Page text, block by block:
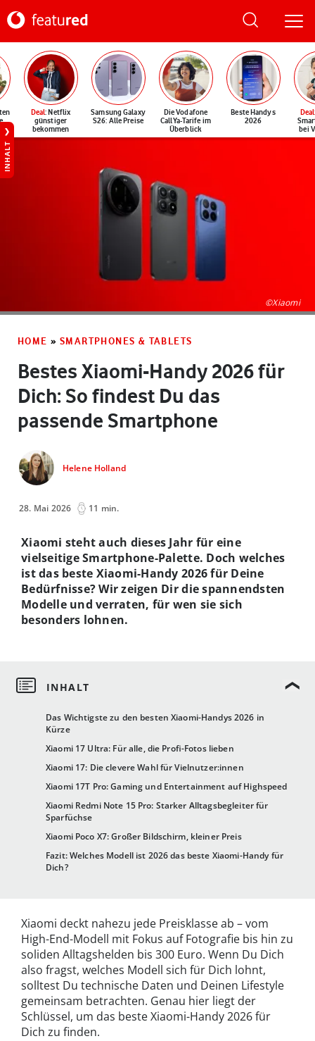
Deal: Netflix
günstiger
bekommen
Samsung Galaxy
S26: Alle Preise
Die Vodafone
CallYa-Tarife im
Überblick
Beste Handys
2026
Deal
bei
INHALT
©Xiaomi
HOME » SMARTPHONES & TABLETS
Bestes Xiaomi-Handy 2026 für
Dich: So findest Du das
passende Smartphone
Helene Holland
28. Mai 2026 11 min.
Das Wichtigste zu den besten Xiaomi-Handys 2026 in
Kürze
Xiaomi 17 Ultra: Für alle, die Profi-Fotos lieben
Xiaomi 17: Die clevere Wahl für Vielnutzer:innen
Xiaomi 17T Pro: Gaming und Entertainment auf Highspeed
Xiaomi Redmi Note 15 Pro: Starker Alltagsbegleiter für
Sparfüchse
Xiaomi Poco X7: Großer Bildschirm, kleiner Preis
Fazit: Welches Modell ist 2026 das beste Xiaomi-Handy für
Dich?
Xiaomi steht auch dieses Jahr für eine
vielseitige Smartphone-Palette. Doch welches
ist das beste Xiaomi-Handy 2026 für Deine
Bedürfnisse? Wir zeigen Dir die spannendsten
Modelle und verraten, für wen sie sich
besonders lohnen.
Xiaomi deckt nahezu jede Preisklasse ab – vom
High-End-Modell mit Fokus auf Fotografie bis hin zu
soliden Alltagshelden bis 300 Euro. Wenn Du Dich
also fragst, welches Modell sich für Dich lohnt,
solltest Du technische Daten und Deinen Lifestyle
gemeinsam betrachten. Genau hier liegt der
Schlüssel, um das beste Xiaomi-Handy 2026 für
Dich zu finden.